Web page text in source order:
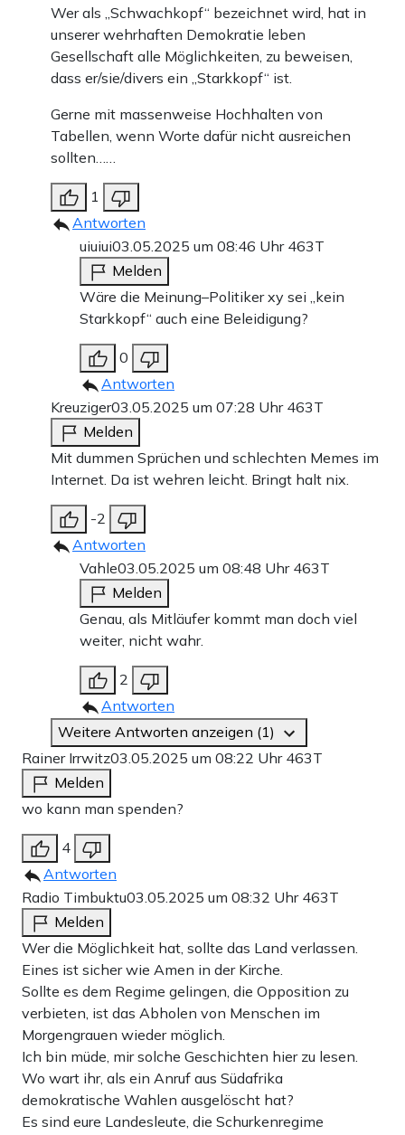
Wer als „Schwachkopf“ bezeichnet wird, hat in
unserer wehrhaften Demokratie leben
Gesellschaft alle Möglichkeiten, zu beweisen,
dass er/sie/divers ein „Starkkopf“ ist.
Gerne mit massenweise Hochhalten von
Tabellen, wenn Worte dafür nicht ausreichen
sollten……
1
Antworten
uiuiui03.05.2025 um 08:46 Uhr 463T
Melden
Wäre die Meinung–Politiker xy sei „kein
Starkkopf“ auch eine Beleidigung?
0
Antworten
Kreuziger03.05.2025 um 07:28 Uhr 463T
Melden
Mit dummen Sprüchen und schlechten Memes im
Internet. Da ist wehren leicht. Bringt halt nix.
-2
Antworten
Vahle03.05.2025 um 08:48 Uhr 463T
Melden
Genau, als Mitläufer kommt man doch viel
weiter, nicht wahr.
2
Antworten
Weitere Antworten anzeigen (1)
Rainer Irrwitz03.05.2025 um 08:22 Uhr 463T
Melden
wo kann man spenden?
4
Antworten
Radio Timbuktu03.05.2025 um 08:32 Uhr 463T
Melden
Wer die Möglichkeit hat, sollte das Land verlassen.
Eines ist sicher wie Amen in der Kirche.
Sollte es dem Regime gelingen, die Opposition zu
verbieten, ist das Abholen von Menschen im
Morgengrauen wieder möglich.
Ich bin müde, mir solche Geschichten hier zu lesen.
Wo wart ihr, als ein Anruf aus Südafrika
demokratische Wahlen ausgelöscht hat?
Es sind eure Landesleute, die Schurkenregime